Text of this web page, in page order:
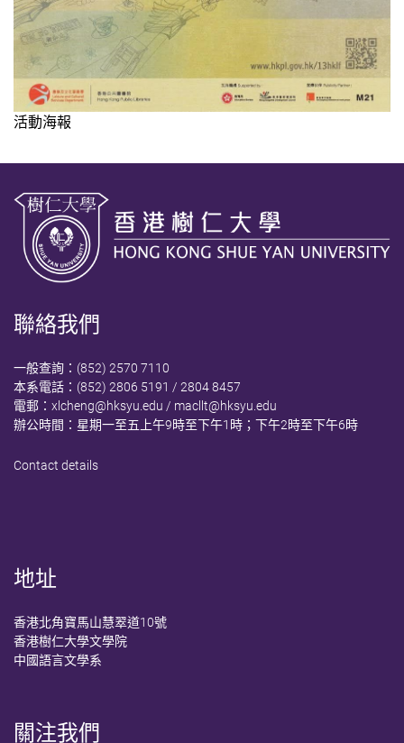
活動海報
聯絡我們
一般查詢：(852) 2570 7110
本系電話：(852) 2806 5191 / 2804 8457
電郵： xlcheng@hksyu.edu / macllt@hksyu.edu
辦公時間：星期一至五上午9時至下午1時；下午2時至下午6時
Contact details
地址
香港北角寶馬山慧翠道10號
香港樹仁大學文學院
中國語言文學系
關注我們